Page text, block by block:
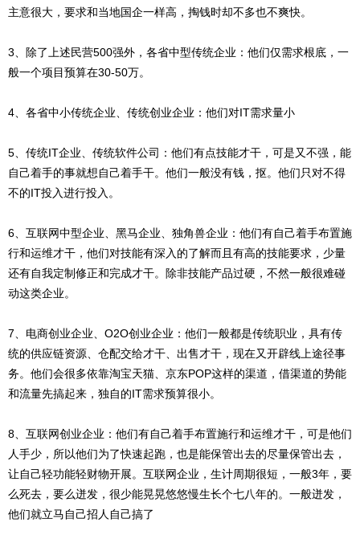
主意很大，要求和当地国企一样高，掏钱时却不多也不爽快。
3、除了上述民营500强外，各省中型传统企业：他们仅需求根底，一
般一个项目预算在30-50万。
4、各省中小传统企业、传统创业企业：他们对IT需求量小
5、传统IT企业、传统软件公司：他们有点技能才干，可是又不强，能
自己着手的事就想自己着手干。他们一般没有钱，抠。他们只对不得
不的IT投入进行投入。
6、互联网中型企业、黑马企业、独角兽企业：他们有自己着手布置施
行和运维才干，他们对技能有深入的了解而且有高的技能要求，少量
还有自我定制修正和完成才干。除非技能产品过硬，不然一般很难碰
动这类企业。
7、电商创业企业、O2O创业企业：他们一般都是传统职业，具有传
统的供应链资源、仓配交给才干、出售才干，现在又开辟线上途径事
务。他们会很多依靠淘宝天猫、京东POP这样的渠道，借渠道的势能
和流量先搞起来，独自的IT需求预算很小。
8、互联网创业企业：他们有自己着手布置施行和运维才干，可是他们
人手少，所以他们为了快速起跑，也是能保管出去的尽量保管出去，
让自己轻功能轻财物开展。互联网企业，生计周期很短，一般3年，要
么死去，要么迸发，很少能晃晃悠悠慢生长个七八年的。一般迸发，
他们就立马自己招人自己搞了